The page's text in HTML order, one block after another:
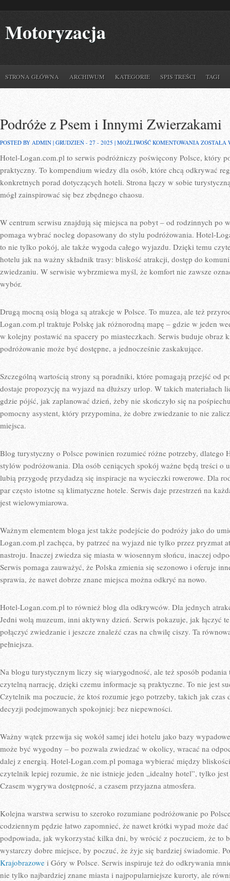
Motoryzacja
STRONA GŁÓWNA ARCHIWUM KATEGORIE SPIS TREŚCI TAGI
Podróże z Psem i Innymi Zwierzakami
POSTED BY ADMIN | GRUDZIEŃ - 27 - 2025 | MOŻLIWOŚĆ KOMENTOWANIA PODRÓŻE
PSEM
INNYMI
ZOSTAŁA
Hotel-Logan.com.pl to serwis podróżniczy poświęcony Polsce, który
praktyczny. To kompendium wiedzy dla osób, które chcą odkrywać
konkretnych porad dotyczących hoteli. Strona łączy w sobie
mógł zainspirować się bez zbędnego chaosu.
W centrum serwisu znajdują się miejsca na pobyt – od rodzinnych po
pomaga wybrać nocleg dopasowany do stylu podróżowania. Hotel-
to nie tylko pokój, ale także wygoda całego wyjazdu. Dzięki temu
hotelu jak na ważny składnik trasy: bliskość atrakcji, dostęp do
zwiedzaniu. W serwisie wybrzmiewa myśl, że komfort nie zawsze
wybór.
Drugą mocną osią bloga są atrakcje w Polsce. To muzea, ale też
Logan.com.pl traktuje Polskę jak różnorodną mapę – gdzie w jeden
w kolejny postawić na spacery po miasteczkach. Serwis buduje obraz
podróżowanie może być dostępne, a jednocześnie zaskakujące.
Szczególną wartością strony są poradniki, które pomagają przejść od
dostaje propozycję na wyjazd na dłuższy urlop. W takich materiałach
gdzie pójść, jak zaplanować dzień, żeby nie skończyło się na
pomocny asystent, który przypomina, że dobre zwiedzanie to nie
miejsca.
Blog turystyczny o Polsce powinien rozumieć różne potrzeby, dlatego
stylów podróżowania. Dla osób ceniących spokój ważne będą treści o
lubią przygodę przydadzą się inspiracje na wycieczki rowerowe. Dla
par często istotne są klimatyczne hotele. Serwis daje przestrzeń na
jest wielowymiarowa.
Ważnym elementem bloga jest także podejście do podróży jako do
Logan.com.pl zachęca, by patrzeć na wyjazd nie tylko przez pryzmat
nastroju. Inaczej zwiedza się miasta w wiosennym słońcu, inaczej
Serwis pomaga zauważyć, że Polska zmienia się sezonowo i oferuje
sprawia, że nawet dobrze znane miejsca można odkryć na nowo.
Hotel-Logan.com.pl to również blog dla odkrywców. Dla jednych
Jedni wolą muzeum, inni aktywny dzień. Serwis pokazuje, jak łączyć
połączyć zwiedzanie i jeszcze znaleźć czas na chwilę ciszy. Ta
pełniejsza.
Na blogu turystycznym liczy się wiarygodność, ale też sposób
czytelną narrację, dzięki czemu informacje są praktyczne. To nie jest
Czytelnik ma poczucie, że ktoś rozumie jego potrzeby, takich jak czas
decyzji podejmowanych spokojniej: bez niepewności.
Ważny wątek przewija się wokół samej idei hotelu jako bazy
może być wygodny – bo pozwala zwiedzać w okolicy, wracać na
dalej z energią. Hotel-Logan.com.pl pomaga wybierać między
czytelnik lepiej rozumie, że nie istnieje jeden „idealny hotel”, tylko
Czasem wygrywa dostępność, a czasem przyjazna atmosfera.
Kolejna warstwa serwisu to szeroko rozumiane podróżowanie po
codziennym pędzie łatwo zapomnieć, że nawet krótki wypad może
podpowiada, jak wykorzystać kilka dni, by wrócić z poczuciem, że to
wystarczy dobre miejsce, by poczuć, że żyje się bardziej świadomie.
Krajobrazowe i Góry w Polsce. Serwis inspiruje też do odkrywania
nie tylko najbardziej znane miasta i najpopularniejsze kurorty, ale